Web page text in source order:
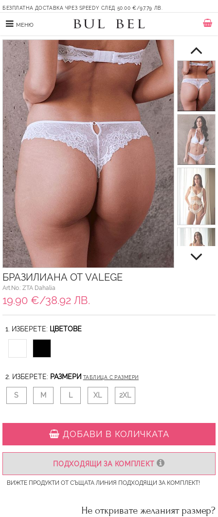
БЕЗПЛАТНА ДОСТАВКА ЧРЕЗ SPEEDY СЛЕД 50.00 €/97.79 ЛВ.
МЕНЮ
БРАЗИЛИАНА ОТ VALEGE
Art.No.: ZTA Dahalia
19.90 €/38.92 ЛВ.
1. ИЗБЕРЕТЕ: ЦВЕТОВЕ
2. ИЗБЕРЕТЕ: РАЗМЕРИ ТАБЛИЦА С РАЗМЕРИ
S M L XL 2XL
ДОБАВИ В КОЛИЧКАТА
ПОДХОДЯЩИ ЗА КОМПЛЕКТ
ВИЖТЕ ПРОДУКТИ ОТ СЪЩАТА ЛИНИЯ ПОДХОДЯЩИ ЗА КОМПЛЕКТ!
Не откривате желаният размер?